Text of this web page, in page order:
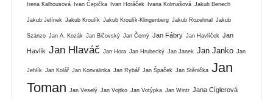
Irena Kalhousová Ivan Čepička Ivan Horáček Ivana Kolmašová Jakub Benech
Jakub Jelínek Jakub Kroulík Jakub Kroulík-Klingenberg Jakub Rozehnal Jakub
Szánzo Jan A. Kozák Jan Bičovský Jan Černý Jan Fábry Jan Havlíček Jan
Havlík Jan Hlaváč Jan Hora Jan Hrubecký Jan Janek Jan Janko Jan
Jehlík Jan Kolář Jan Konvalinka Jan Rybář Jan Špaček Jan Stěnička Jan
Toman
Jan Veselý Jan Vojtko Jan Votýpka Jan Wintr Jana Cíglerová